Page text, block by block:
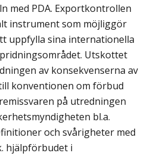
med PDA. Exportkontrollen
instrument som möjliggör
uppfylla sina internationella
Utskottet
av konsekvenserna av
konventionen om förbud
på utredningen
bl.a.
och svårigheter med
hjälpförbudet i